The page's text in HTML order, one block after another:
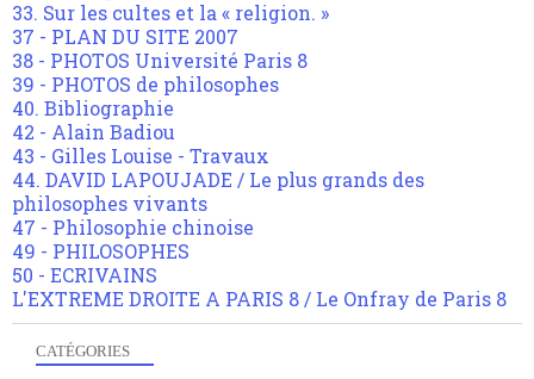
33. Sur les cultes et la « religion. »
37 - PLAN DU SITE 2007
38 - PHOTOS Université Paris 8
39 - PHOTOS de philosophes
40. Bibliographie
42 - Alain Badiou
43 - Gilles Louise - Travaux
44. DAVID LAPOUJADE / Le plus grands des
philosophes vivants
47 - Philosophie chinoise
49 - PHILOSOPHES
50 - ECRIVAINS
L'EXTREME DROITE A PARIS 8 / Le Onfray de Paris 8
CATÉGORIES